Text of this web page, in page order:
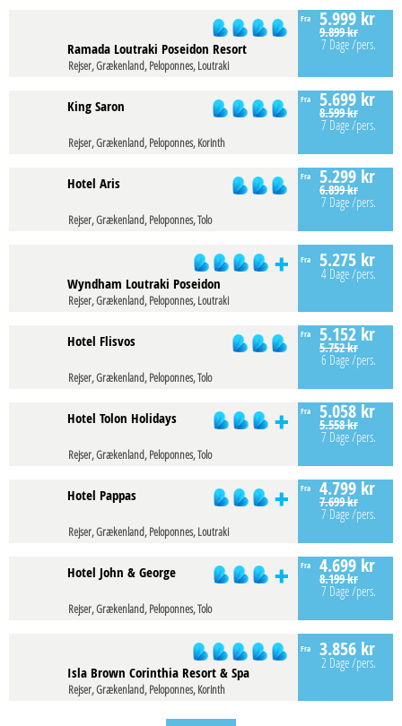
Fra 5.999 kr
9.899 kr
7 Dage/pers.
Ramada Loutraki Poseidon Resort
Rejser, Grækenland, Peloponnes, Loutraki
Fra 5.699 kr
8.599 kr
7 Dage/pers.
King Saron
Rejser, Grækenland, Peloponnes, Korinth
Fra 5.299 kr
6.899 kr
7 Dage/pers.
Hotel Aris
Rejser, Grækenland, Peloponnes, Tolo
Fra 5.275 kr
4 Dage/pers.
Wyndham Loutraki Poseidon
Rejser, Grækenland, Peloponnes, Loutraki
Fra 5.152 kr
5.752 kr
6 Dage/pers.
Hotel Flisvos
Rejser, Grækenland, Peloponnes, Tolo
Fra 5.058 kr
5.558 kr
7 Dage/pers.
Hotel Tolon Holidays
Rejser, Grækenland, Peloponnes, Tolo
Fra 4.799 kr
7.699 kr
7 Dage/pers.
Hotel Pappas
Rejser, Grækenland, Peloponnes, Loutraki
Fra 4.699 kr
8.199 kr
7 Dage/pers.
Hotel John & George
Rejser, Grækenland, Peloponnes, Tolo
Fra 3.856 kr
2 Dage/pers.
Isla Brown Corinthia Resort & Spa
Rejser, Grækenland, Peloponnes, Korinth